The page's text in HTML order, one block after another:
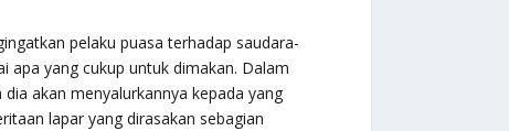
pelaku puasa terhadap saudara-
apa yang cukup untuk dimakan. Dalam
akan menyalurkannya kepada yang
lapar yang dirasakan sebagian